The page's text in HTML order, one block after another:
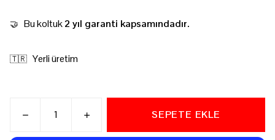
🤝 Bu koltuk2 yıl garanti kapsamındadır.
🇹🇷 Yerli üretim
SEPETE EKLE